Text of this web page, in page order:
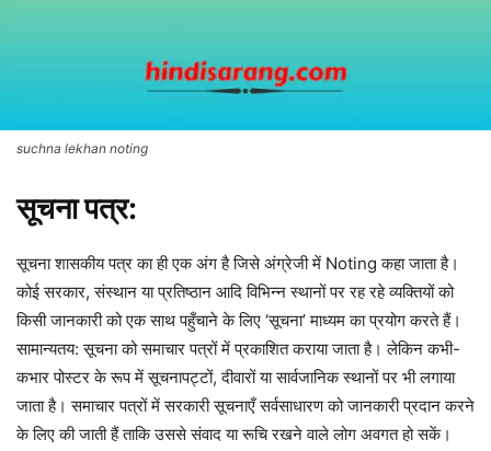
suchna lekhan noting
सूचना पत्र:
सूचना शासकीय पत्र का ही एक अंग है जिसे अंग्रेजी में Noting कहा जाता है।
कोई सरकार, संस्थान या प्रतिष्ठान आदि विभिन्न स्थानों पर रह रहे व्यक्तियों को
किसी जानकारी को एक साथ पहुँचाने के लिए ‘सूचना’ माध्यम का प्रयोग करते हैं।
सामान्यतय: सूचना को समाचार पत्रों में प्रकाशित कराया जाता है। लेकिन कभी-
कभार पोस्टर के रूप में सूचनापट्टों, दीवारों या सार्वजानिक स्थानों पर भी लगाया
जाता है। समाचार पत्रों में सरकारी सूचनाएँ सर्वसाधारण को जानकारी प्रदान करने
के लिए की जाती हैं ताकि उससे संवाद या रूचि रखने वाले लोग अवगत हो सकें।